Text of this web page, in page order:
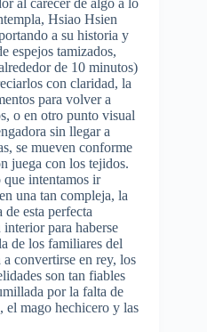
al carecerde algo a lo
, Hsiao Hsien
a su historia y
espejos tamizados,
de 10 minutos)
con claridad, la
para volvera
, o en otro punto visual
sin llegara
, se mueven conforme
juega con los tejidos.
que intentamos ir
una tan compleja, la
de esta perfecta
interiorpara haberse
de los familiares del
a convertirse en rey, los
son tan fiables
porla falta de
, el mago hechicero y las